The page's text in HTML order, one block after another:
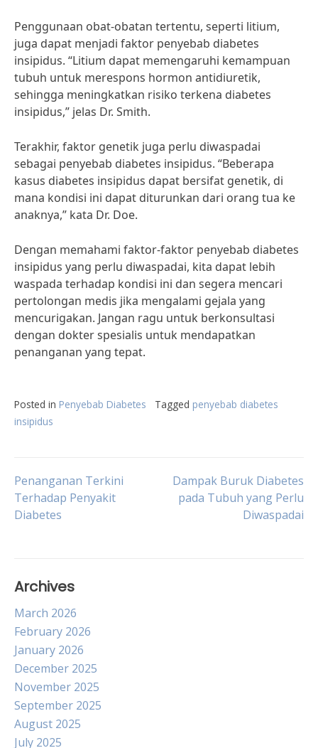
Penggunaan obat-obatan tertentu, seperti litium,
juga dapat menjadi faktor penyebab diabetes
insipidus. “Litium dapat memengaruhi kemampuan
tubuh untuk merespons hormon antidiuretik,
sehingga meningkatkan risiko terkena diabetes
insipidus,” jelas Dr. Smith.
Terakhir, faktor genetik juga perlu diwaspadai
sebagai penyebab diabetes insipidus. “Beberapa
kasus diabetes insipidus dapat bersifat genetik, di
mana kondisi ini dapat diturunkan dari orang tua ke
anaknya,” kata Dr. Doe.
Dengan memahami faktor-faktor penyebab diabetes
insipidus yang perlu diwaspadai, kita dapat lebih
waspada terhadap kondisi ini dan segera mencari
pertolongan medis jika mengalami gejala yang
mencurigakan. Jangan ragu untuk berkonsultasi
dengan dokter spesialis untuk mendapatkan
penanganan yang tepat.
Posted in Penyebab Diabetes Tagged penyebab diabetes
insipidus
Post
navigation
Penanganan Terkini
Terhadap Penyakit
Diabetes
Dampak Buruk Diabetes
pada Tubuh yang Perlu
Diwaspadai
Archives
March 2026
February 2026
January 2026
December 2025
November 2025
September 2025
August 2025
July 2025